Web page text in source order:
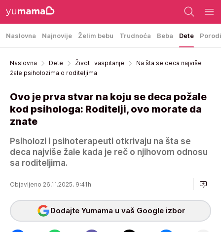
Naslovna Najnovije Želim bebu Trudnoća Beba Dete
Naslovna Dete Život i vaspitanje
Na šta se deca najviše
žale psiholozima o roditeljima
Ovo je prva stvar na koju se deca požale
kod psihologa: Roditelji, ovo morate da
znate
Psiholozi i psihoterapeuti otkrivaju na šta se
deca najviše žale kada je reč o njihovom odnosu
sa roditeljima.
Objavljeno 26.11.2025. 9:41h
Dodajte Yumama u vaš Google izbor